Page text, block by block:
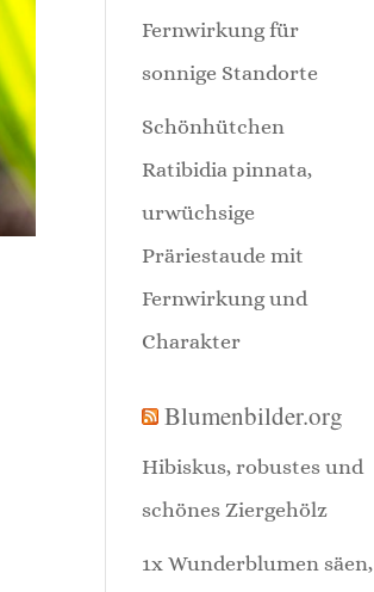
Fernwirkung für
sonnige Standorte
Schönhütchen
Ratibidia pinnata,
urwüchsige
Präriestaude mit
Fernwirkung und
Charakter
Blumenbilder.org
Hibiskus, robustes und
schönes Ziergehölz
1x Wunderblumen säen,